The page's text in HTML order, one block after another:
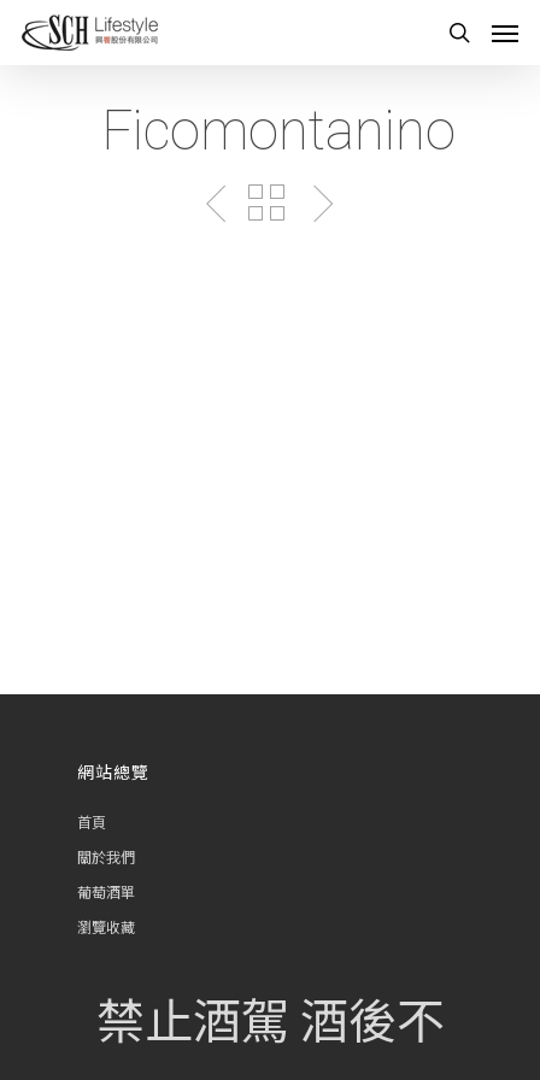
Ficomontanino
網站總覽
首頁
關於我們
葡萄酒單
瀏覽收藏
訂購流程
聯絡我們
禁止酒駕 酒後不